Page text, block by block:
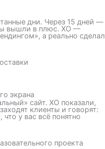
дни. Через 15 дней —
вышли в плюс. XO —
а реально сделал
экрана
сайт. XO показали,
клиенты и говорят:
у вас всё понятно
проекта